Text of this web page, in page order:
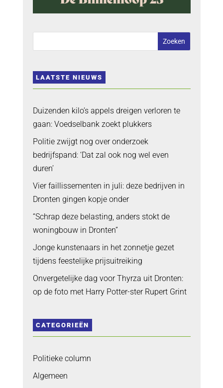
LAATSTE NIEUWS
Duizenden kilo’s appels dreigen verloren te
gaan: Voedselbank zoekt plukkers
Politie zwijgt nog over onderzoek
bedrijfspand: ‘Dat zal ook nog wel even
duren’
Vier faillissementen in juli: deze bedrijven in
Dronten gingen kopje onder
“Schrap deze belasting, anders stokt de
woningbouw in Dronten”
Jonge kunstenaars in het zonnetje gezet
tijdens feestelijke prijsuitreiking
Onvergetelijke dag voor Thyrza uit Dronten:
op de foto met Harry Potter-ster Rupert Grint
CATEGORIEËN
Politieke column
Algemeen